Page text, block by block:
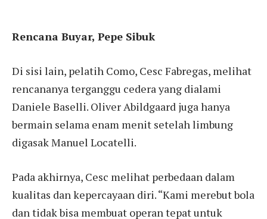
Rencana Buyar, Pepe Sibuk
Di sisi lain, pelatih Como, Cesc Fabregas, melihat
rencananya terganggu cedera yang dialami
Daniele Baselli. Oliver Abildgaard juga hanya
bermain selama enam menit setelah limbung
digasak Manuel Locatelli.
Pada akhirnya, Cesc melihat perbedaan dalam
kualitas dan kepercayaan diri. “Kami merebut bola
dan tidak bisa membuat operan tepat untuk